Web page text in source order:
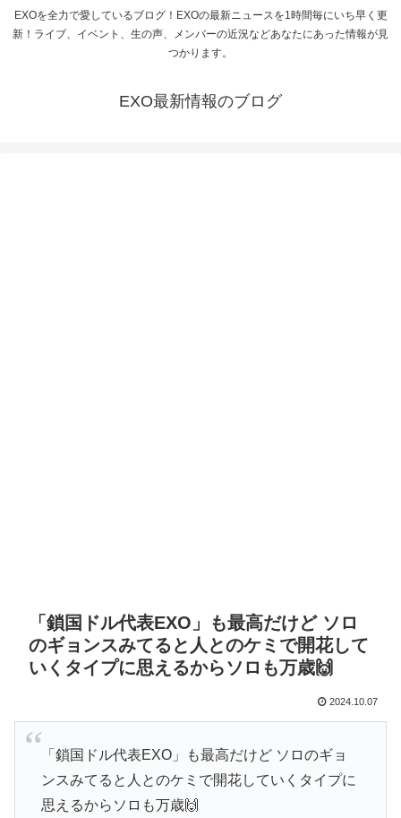
EXOを全力で愛しているブログ！EXOの最新ニュースを1時間毎にいち早く更
新！ライブ、イベント、生の声、メンバーの近況などあなたにあった情報が見
つかります。
EXO最新情報のブログ
「鎖国ドル代表EXO」も最高だけど ソロ
のギョンスみてると人とのケミで開花して
いくタイプに思えるからソロも万歳🙌
2024.10.07
「鎖国ドル代表EXO」も最高だけど ソロのギョ
ンスみてると人とのケミで開花していくタイプに
思えるからソロも万歳🙌